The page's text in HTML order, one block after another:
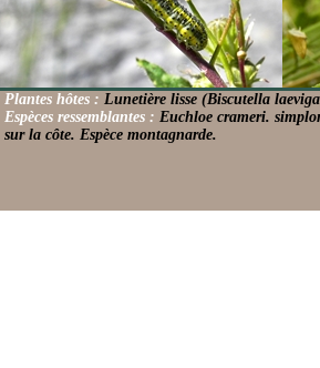
Plantes hôtes : Lunetière lisse (Biscutella
Espèces ressemblantes : Euchloe crameri.
sur la côte. Espèce montagnarde.